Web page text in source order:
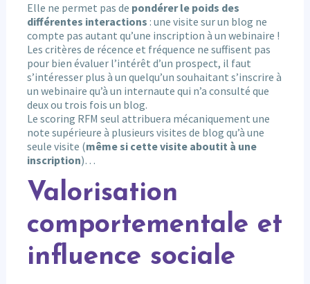
Elle ne permet pas de pondérer le poids des
différentes interactions : une visite sur un blog ne
compte pas autant qu’une inscription à un webinaire !
Les critères de récence et fréquence ne suffisent pas
pour bien évaluer l’intérêt d’un prospect, il faut
s’intéresser plus à un quelqu’un souhaitant s’inscrire à
un webinaire qu’à un internaute qui n’a consulté que
deux ou trois fois un blog.
Le scoring RFM seul attribuera mécaniquement une
note supérieure à plusieurs visites de blog qu’à une
seule visite (même si cette visite aboutit à une
inscription)…
Valorisation
comportementale et
influence sociale